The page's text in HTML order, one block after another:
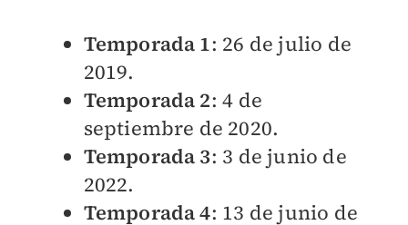
Temporada 1: 26 de julio de
2019.
Temporada 2: 4 de
septiembre de 2020.
Temporada 3: 3 de junio de
2022.
Temporada 4: 13 de junio de